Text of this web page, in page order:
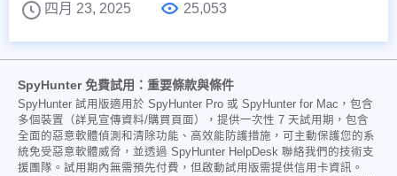
四月 23, 2025
25,053
SpyHunter 免費試用：重要條款與條件
SpyHunter 試用版適用於 SpyHunter Pro 或 SpyHunter for Mac，包含
多個裝置（詳見宣傳資料/購買頁面），提供一次性 7 天試用期，包含
全面的惡意軟體偵測和清除功能、高效能防護措施，可主動保護您的系
統免受惡意軟體威脅，並透過 SpyHunter HelpDesk 聯絡我們的技術支
援團隊。試用期內無需預先付費，但啟動試用版需提供信用卡資訊。